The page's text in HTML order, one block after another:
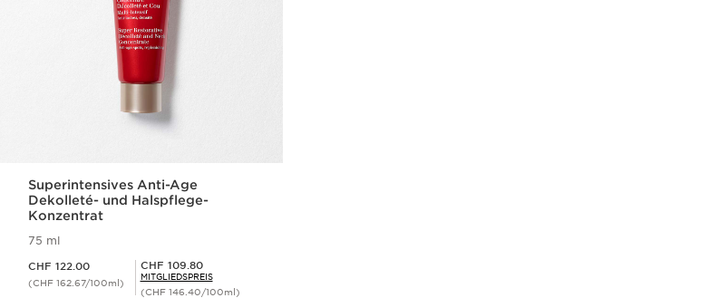
Superintensives Anti-Age
Dekolleté- und Halspflege-
Konzentrat
75 ml
CHF 122.00
(CHF 162.67/100ml)
Mitgliederpreis CHF 109.80
CHF 109.80
MITGLIEDSPREIS
(CHF 146.40/100ml)